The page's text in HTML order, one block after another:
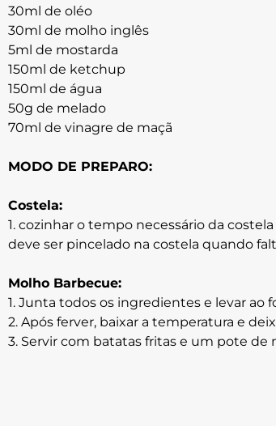
30ml de oléo
30ml de molho inglês
5ml de mostarda
150ml de ketchup
150ml de água
50g de melado
70ml de vinagre de maçã
MODO DE PREPARO:
Costela:
1. cozinhar o tempo necessário da
deve ser pincelado na costela quando
Molho Barbecue:
1. Junta todos os ingredientes e levar ao
2. Após ferver, baixar a temperatura e
3. Servir com batatas fritas e um pote de